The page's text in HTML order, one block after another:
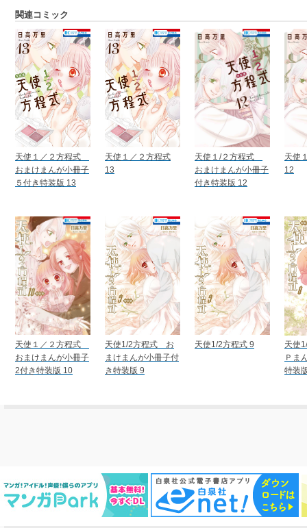
関連コミック
天使１／２方程式
おまけまんが小冊子
５付き特装版 13
天使１／２方程式
13
天使１/２方程式
おまけまんが小冊子
付き特装版 12
天使
12
天使１／２方程式
おまけまんが小冊子
2付き特装版 10
天使1/2方程式 お
まけまんが小冊子付
き特装版 9
天使1/2方程式 9
天使
Ｐま
特装